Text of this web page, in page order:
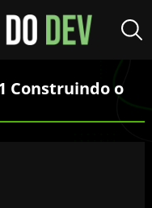
Construindo o